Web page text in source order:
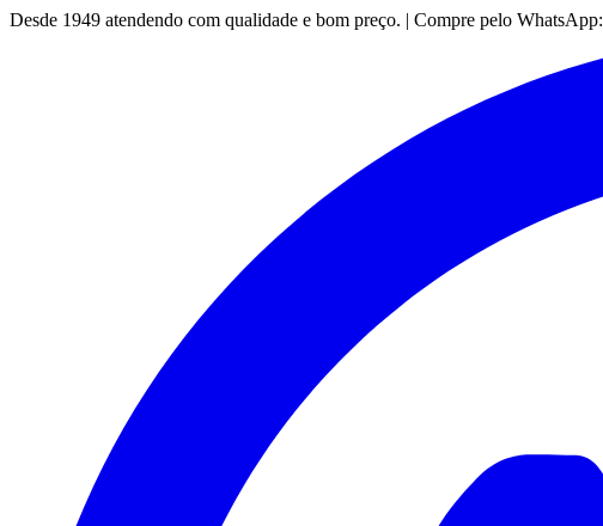
Desde 1949 atendendo com qualidade e bom preço. | Compre pelo WhatsApp: